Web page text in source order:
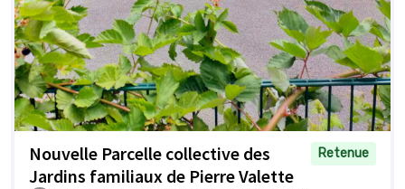
Nouvelle Parcelle collective des
Jardins familiaux de Pierre Valette
Retenue